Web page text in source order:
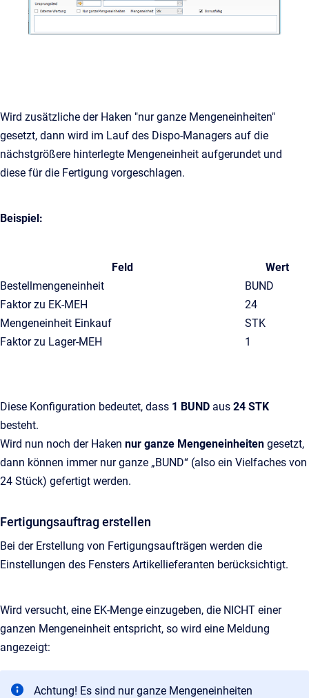
Wird zusätzliche der Haken "nur ganze Mengeneinheiten"
gesetzt, dann wird im Lauf des Dispo-Managers auf die
nächstgrößere hinterlegte Mengeneinheit aufgerundet und
diese für die Fertigung vorgeschlagen.
Beispiel:
Feld
Wert
Bestellmengeneinheit
BUND
Faktor zu EK-MEH
24
Mengeneinheit Einkauf
STK
Faktor zu Lager-MEH
1
Diese Konfiguration bedeutet, dass 1 BUND aus 24 STK
besteht.
Wird nun noch der Haken nur ganze Mengeneinheiten gesetzt,
dann können immer nur ganze „BUND“ (also ein Vielfaches von
24 Stück) gefertigt werden.
Fertigungsauftrag erstellen
Bei der Erstellung von Fertigungsaufträgen werden die
Einstellungen des Fensters Artikellieferanten berücksichtigt.
Wird versucht, eine EK-Menge einzugeben, die NICHT einer
ganzen Mengeneinheit entspricht, so wird eine Meldung
angezeigt:
Achtung! Es sind nur ganze Mengeneinheiten